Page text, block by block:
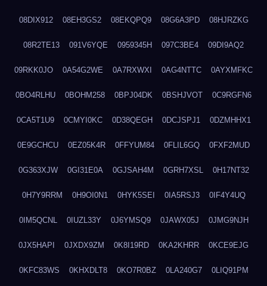
08DIX912 08EH3GS2 08EKQPQ9 08G6A3PD 08HJRZKG
08R2TE13 091V6YQE 0959345H 097C3BE4 09DI9AQ2
09RKK0JO 0A54G2WE 0A7RXWXI 0AG4NTTC 0AYXMFKC
0BO4RLHU 0BOHM258 0BPJ04DK 0BSHJVOT 0C9RGFN6
0CA5T1U9 0CMYI0KC 0D38QEGH 0DCJSPJ1 0DZMHHX1
0E9GCHCU 0EZ05K4R 0FFYUM84 0FLIL6GQ 0FXF2MUD
0G363XJW 0GI31E0A 0GJSAH4M 0GRH7XSL 0H17NT32
0H7Y9RRM 0H9OI0N1 0HYK5SEI 0IA5RSJ3 0IF4Y4UQ
0IM5QCNL 0IUZL33Y 0J6YMSQ9 0JAWX05J 0JMG9NJH
0JX5HAPI 0JXDX9ZM 0K8I19RD 0KA2KHRR 0KCE9EJG
0KFC83WS 0KHXDLT8 0KO7R0BZ 0LA240G7 0LIQ91PM